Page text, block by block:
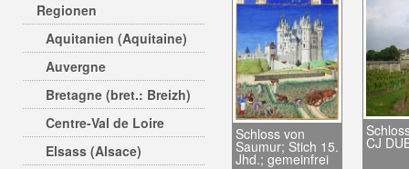
Regionen
Aquitanien (Aquitaine)
Auvergne
Bretagne (bret.: Breizh)
Centre-Val de Loire
Elsass (Alsace)
Schloss von
Saumur; Stich 15.
Jhd.; gemeinfrei
CJ